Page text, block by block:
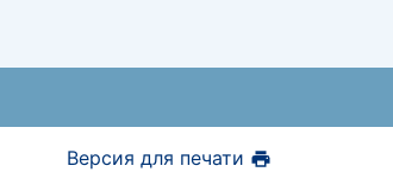
Версия для печати